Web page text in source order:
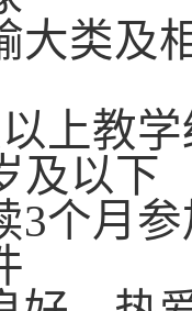
大类及
上教
及以下
3个月